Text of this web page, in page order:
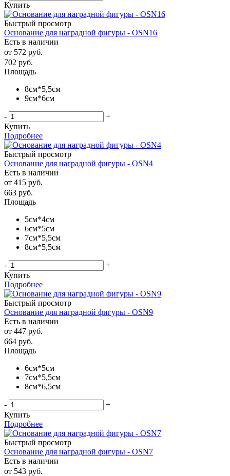
Купить
Быстрый просмотр
Основание для наградной фигуры - OSN16
Есть в наличии
от 572 руб.
702 руб.
Площадь
8см*5,5см
9см*6см
-
+
Купить
Подробнее
Быстрый просмотр
Основание для наградной фигуры - OSN4
Есть в наличии
от 415 руб.
663 руб.
Площадь
5см*4см
6см*5см
7см*5,5см
8см*5,5см
-
+
Купить
Подробнее
Быстрый просмотр
Основание для наградной фигуры - OSN9
Есть в наличии
от 447 руб.
664 руб.
Площадь
6см*5см
7см*5,5см
8см*6,5см
-
+
Купить
Подробнее
Быстрый просмотр
Основание для наградной фигуры - OSN7
Есть в наличии
от 543 руб.